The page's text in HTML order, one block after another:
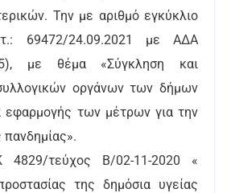
Την με αριθμό εγκύκλιο
69472/24.09.2021 με ΑΔΑ
με θέμα «Σύγκληση και
οργάνων των δήμων
εφαρμογής των μέτρων για την
πανδημίας».
τεύχος Β/02-11-2020 «
της δημόσια υγείας